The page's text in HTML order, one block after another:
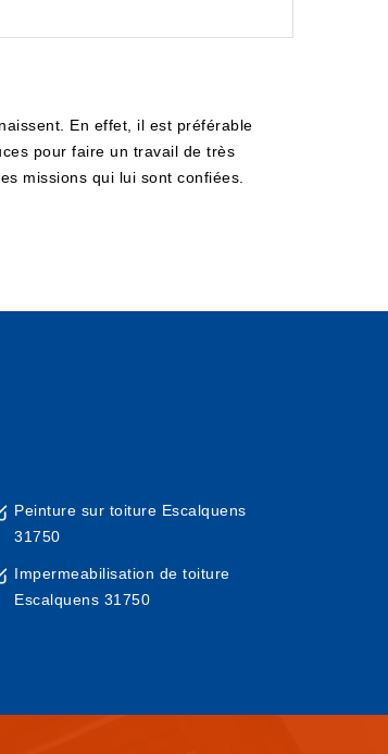
En effet, il est préférable
pour faire un travail de très
missions qui lui sont confiées.
Peinture sur toiture Escalquens
31750
Impermeabilisation de toiture
Escalquens 31750